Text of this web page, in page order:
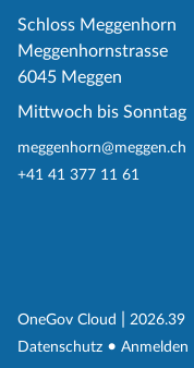
Schloss Meggenhorn
Meggenhornstrasse
6045 Meggen
Mittwoch bis Sonntag
meggenhorn@meggen.ch
+41 41 377 11 61
OneGov Cloud (External
2026.39
Datenschutz (External Link)
Anmelden